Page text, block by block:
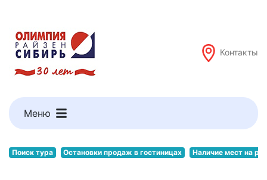
Контакты
Меню
Поиск тура Остановки продаж в гостиницах Наличие мест на